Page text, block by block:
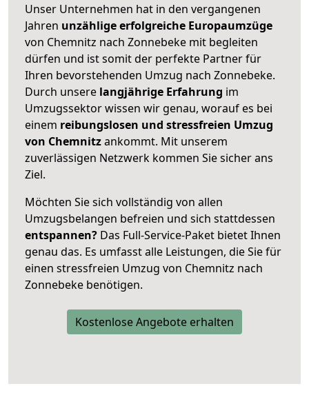
Unser Unternehmen hat in den vergangenen
Jahren unzählige erfolgreiche Europaumzüge
von Chemnitz nach Zonnebeke mit begleiten
dürfen und ist somit der perfekte Partner für
Ihren bevorstehenden Umzug nach Zonnebeke.
Durch unsere langjährige Erfahrung im
Umzugssektor wissen wir genau, worauf es bei
einem reibungslosen und stressfreien Umzug
von Chemnitzankommt. Mit unserem
zuverlässigen Netzwerk kommen Sie sicher ans
Ziel.
Möchten Sie sich vollständig von allen
Umzugsbelangen befreien und sich stattdessen
entspannen? Das Full-Service-Paket bietet Ihnen
genau das. Es umfasst alle Leistungen, die Sie für
einen stressfreien Umzug von Chemnitz nach
Zonnebeke benötigen.
Kostenlose Angebote erhalten